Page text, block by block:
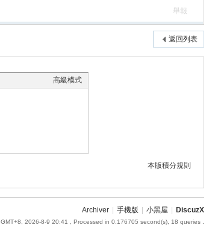
舉報
返回列表
高級模式
本版積分規則
Archiver 手機版 小黑屋 DiscuzX
GMT+8, 2026-8-9 20:41 , Processed in 0.176705 second(s), 18 queries .